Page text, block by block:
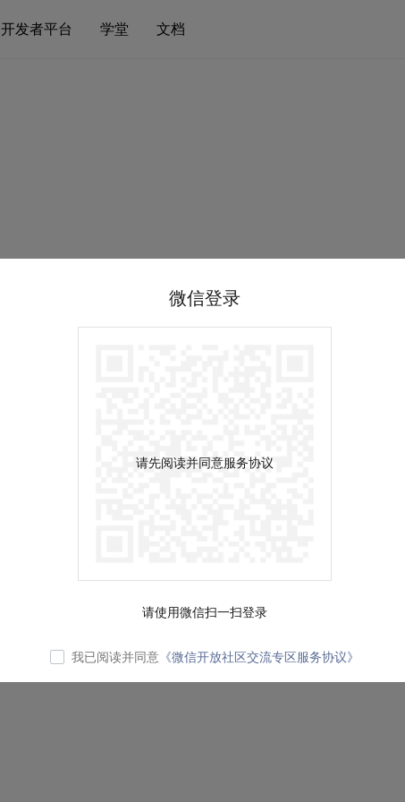
开发者平台 学堂 文档
微信登录
请先阅读并同意服务协议
请使用微信扫一扫登录
我已阅读并同意 《微信开放社区交流专区服务协议》